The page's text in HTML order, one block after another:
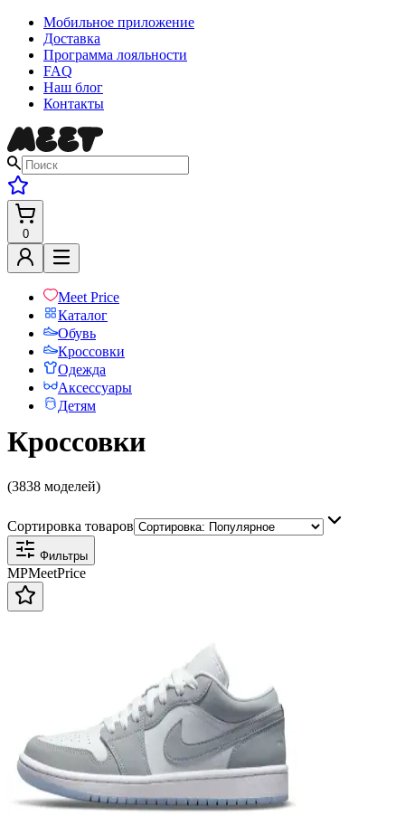
Мобильное приложение
Доставка
Программа лояльности
FAQ
Наш блог
Контакты
0
Meet Price
Каталог
Обувь
Кроссовки
Одежда
Аксессуары
Детям
Кроссовки
(3838 моделей)
Сортировка товаров
Фильтры
MPMeetPrice